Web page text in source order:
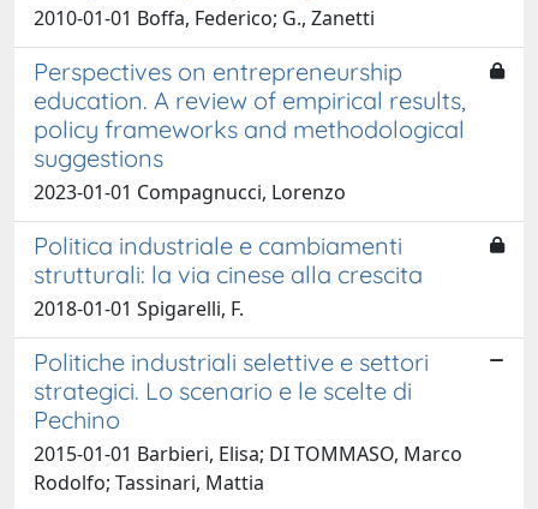
2010-01-01 Boffa, Federico; G., Zanetti
Perspectives on entrepreneurship
education. A review of empirical results,
policy frameworks and methodological
suggestions
2023-01-01 Compagnucci, Lorenzo
Politica industriale e cambiamenti
strutturali: la via cinese alla crescita
2018-01-01 Spigarelli, F.
Politiche industriali selettive e settori
strategici. Lo scenario e le scelte di
Pechino
2015-01-01 Barbieri, Elisa; DI TOMMASO, Marco
Rodolfo; Tassinari, Mattia